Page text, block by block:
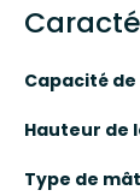
Capacité
Hauteur de
Type de mât